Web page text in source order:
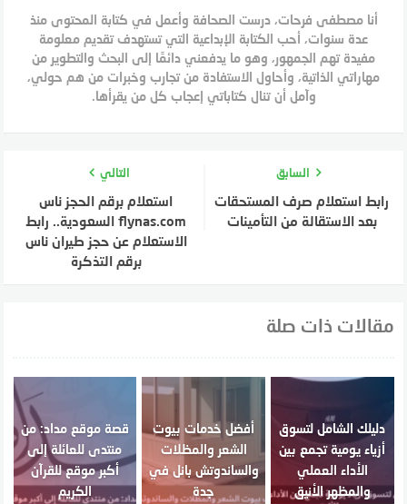
أنا مصطفى فرحات، درست الصحافة وأعمل في كتابة المحتوى منذ
عدة سنوات، أحب الكتابة الإبداعية التي تستهدف تقديم معلومة
مفيدة تهم الجمهور، وهو ما يدفعني دائمًا إلى البحث والتطوير من
مهاراتي الذاتية، وأحاول الاستفادة من تجارب وخبرات من هم حولي،
وآمل أن تنال كتاباتي إعجاب كل من يقرأها.
السابق
رابط استعلام صرف المستحقات
بعد الاستقالة من التأمينات
التالي
استعلام برقم الحجز ناس
flynas.com السعودية.. رابط
الاستعلام عن حجز طيران ناس
برقم التذكرة
مقالات ذات صلة
دليلك الشامل لتسوق
أزياء يومية تجمع بين
الأداء العملي
والمظهر الأنيق
أفضل خدمات بيوت
الشعر والمظلات
والساندوتش بانل في
جدة
قصة موقع مداد: من
منتدى للعائلة إلى
أكبر موقع للقرآن
الكريم